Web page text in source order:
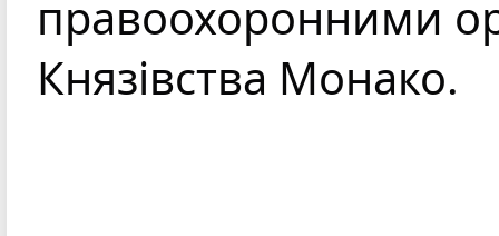
правоохоронними
Князівства Монако.